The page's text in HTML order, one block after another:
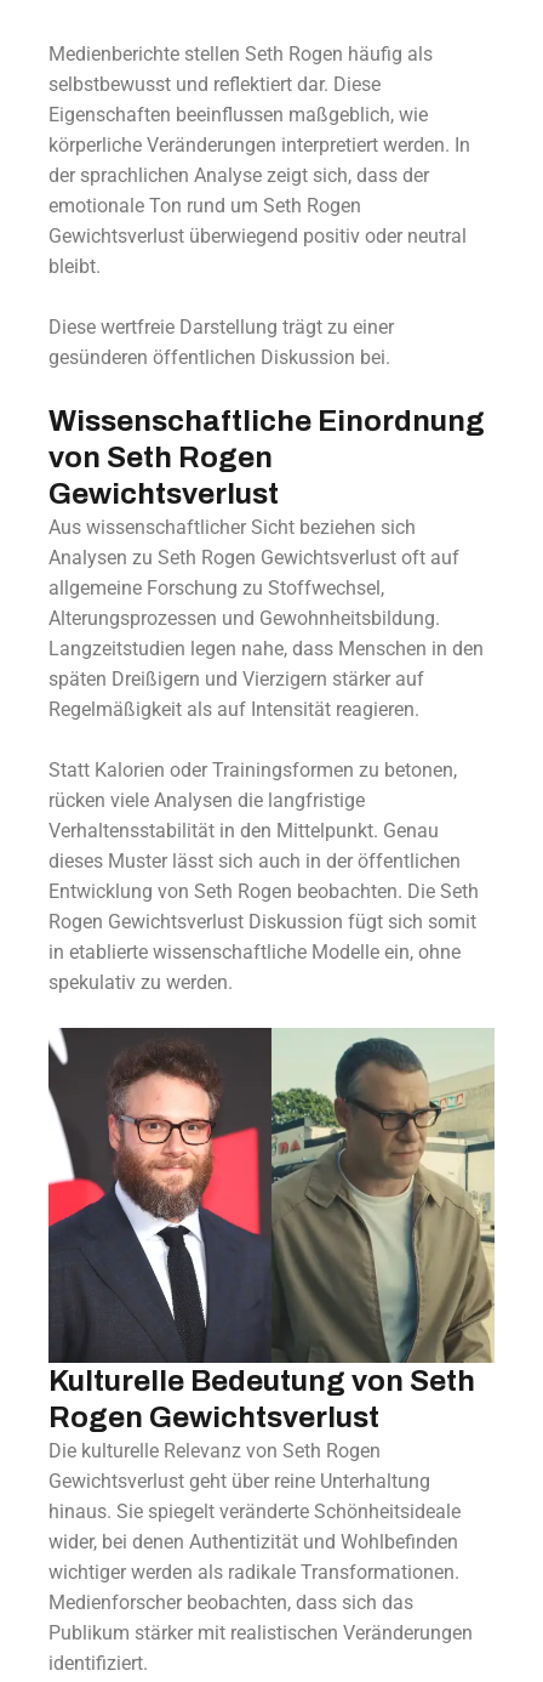
Medienberichte stellen Seth Rogen häufig als
selbstbewusst und reflektiert dar. Diese
Eigenschaften beeinflussen maßgeblich, wie
körperliche Veränderungen interpretiert werden. In
der sprachlichen Analyse zeigt sich, dass der
emotionale Ton rund um Seth Rogen
Gewichtsverlust überwiegend positiv oder neutral
bleibt.
Diese wertfreie Darstellung trägt zu einer
gesünderen öffentlichen Diskussion bei.
Wissenschaftliche Einordnung
von Seth Rogen
Gewichtsverlust
Aus wissenschaftlicher Sicht beziehen sich
Analysen zu Seth Rogen Gewichtsverlust oft auf
allgemeine Forschung zu Stoffwechsel,
Alterungsprozessen und Gewohnheitsbildung.
Langzeitstudien legen nahe, dass Menschen in den
späten Dreißigern und Vierzigern stärker auf
Regelmäßigkeit als auf Intensität reagieren.
Statt Kalorien oder Trainingsformen zu betonen,
rücken viele Analysen die langfristige
Verhaltensstabilität in den Mittelpunkt. Genau
dieses Muster lässt sich auch in der öffentlichen
Entwicklung von Seth Rogen beobachten. Die Seth
Rogen Gewichtsverlust Diskussion fügt sich somit
in etablierte wissenschaftliche Modelle ein, ohne
spekulativ zu werden.
Kulturelle Bedeutung von Seth
Rogen Gewichtsverlust
Die kulturelle Relevanz von Seth Rogen
Gewichtsverlust geht über reine Unterhaltung
hinaus. Sie spiegelt veränderte Schönheitsideale
wider, bei denen Authentizität und Wohlbefinden
wichtiger werden als radikale Transformationen.
Medienforscher beobachten, dass sich das
Publikum stärker mit realistischen Veränderungen
identifiziert.